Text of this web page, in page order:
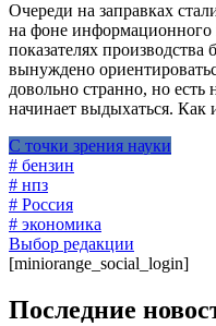
Очереди на заправках
на фоне информационного
показателях
вынуждено
довольно странно, но есть
начинает выдыхаться.
С точки зрения науки
# бензин
# нпз
# Россия
# экономика
Выбор редакции
[miniorange_social_login]
Последние